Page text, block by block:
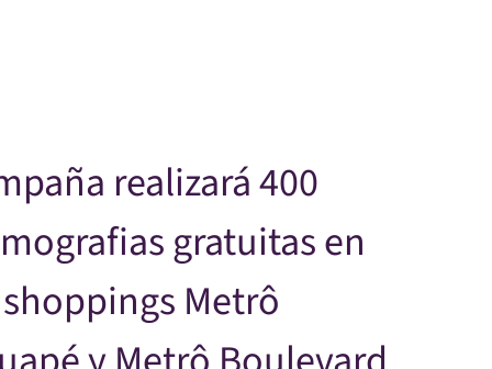
realizará 400
gratuitas en
Metrô